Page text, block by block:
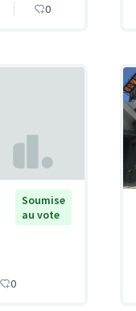
0
Soumise
au vote
0